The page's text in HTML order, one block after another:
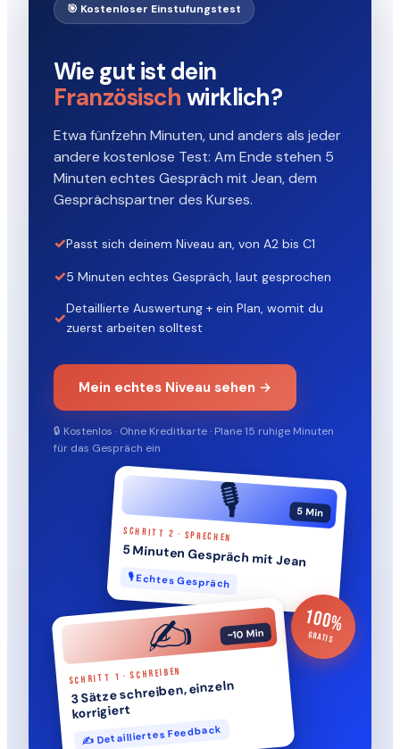
🎯 Kostenloser Einstufungstest
Wie gut ist dein
Französisch wirklich?
Etwa fünfzehn Minuten, und anders als jeder
andere kostenlose Test: Am Ende stehen 5
Minuten echtes Gespräch mit Jean, dem
Gesprächspartner des Kurses.
✓Passt sich deinem Niveau an, von A2 bis C1
✓5 Minuten echtes Gespräch, laut gesprochen
✓
Detaillierte Auswertung + ein Plan, womit du
zuerst arbeiten solltest
Mein echtes Niveau sehen →
🔒 Kostenlos · Ohne Kreditkarte · Plane 15 ruhige Minuten
für das Gespräch ein
100%
GRATIS
✍️ ~10 Min
SCHRITT 1 · SCHREIBEN
3 Sätze schreiben, einzeln
korrigiert
✍️ Detailliertes Feedback
🎙️ 5 Min
SCHRITT 2 · SPRECHEN
5 Minuten Gespräch mit Jean
🎙️ Echtes Gespräch